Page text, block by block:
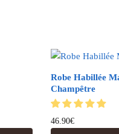
Robe Habillée
Champêtre
46.90€